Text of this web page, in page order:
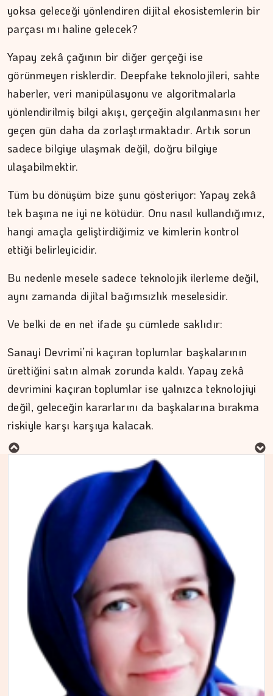
yoksa geleceği yönlendiren dijital ekosistemlerin bir
parçası mı haline gelecek?
Yapay zekâ çağının bir diğer gerçeği ise
görünmeyen risklerdir. Deepfake teknolojileri, sahte
haberler, veri manipülasyonu ve algoritmalarla
yönlendirilmiş bilgi akışı, gerçeğin algılanmasını her
geçen gün daha da zorlaştırmaktadır. Artık sorun
sadece bilgiye ulaşmak değil, doğru bilgiye
ulaşabilmektir.
Tüm bu dönüşüm bize şunu gösteriyor: Yapay zekâ
tek başına ne iyi ne kötüdür. Onu nasıl kullandığımız,
hangi amaçla geliştirdiğimiz ve kimlerin kontrol
ettiği belirleyicidir.
Bu nedenle mesele sadece teknolojik ilerleme değil,
aynı zamanda dijital bağımsızlık meselesidir.
Ve belki de en net ifade şu cümlede saklıdır:
Sanayi Devrimi’ni kaçıran toplumlar başkalarının
ürettiğini satın almak zorunda kaldı. Yapay zekâ
devrimini kaçıran toplumlar ise yalnızca teknolojiyi
değil, geleceğin kararlarını da başkalarına bırakma
riskiyle karşı karşıya kalacak.
İPEK KOCAMAN
MURAT DOĞAN
Aç kalan sadece mideniz…